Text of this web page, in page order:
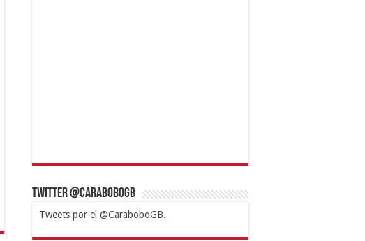
Twitter @CaraboboGB
Tweets por el @CaraboboGB.
1xbetBetturkeyBetistKralbetSupertotobetTipobet
https://mvbcasino.com/